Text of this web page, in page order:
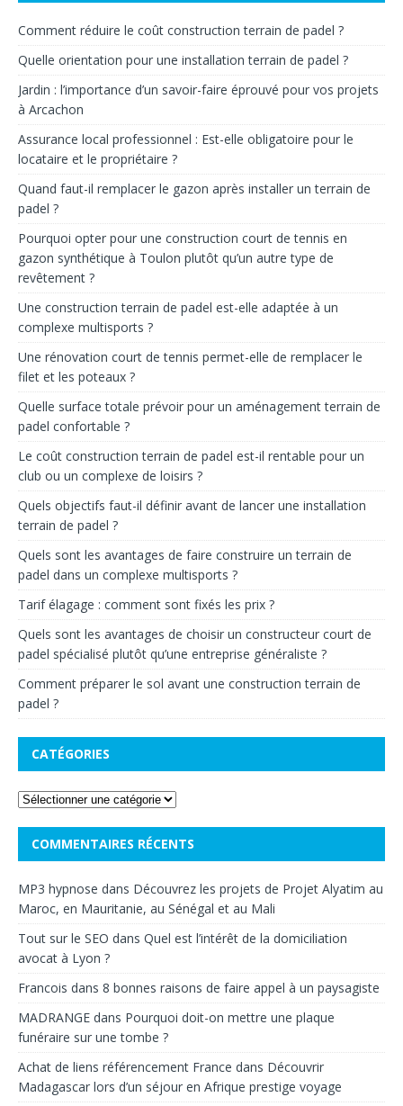
Comment réduire le coût construction terrain de padel ?
Quelle orientation pour une installation terrain de padel ?
Jardin : l’importance d’un savoir-faire éprouvé pour vos projets
à Arcachon
Assurance local professionnel : Est-elle obligatoire pour le
locataire et le propriétaire ?
Quand faut-il remplacer le gazon après installer un terrain de
padel ?
Pourquoi opter pour une construction court de tennis en
gazon synthétique à Toulon plutôt qu’un autre type de
revêtement ?
Une construction terrain de padel est-elle adaptée à un
complexe multisports ?
Une rénovation court de tennis permet-elle de remplacer le
filet et les poteaux ?
Quelle surface totale prévoir pour un aménagement terrain de
padel confortable ?
Le coût construction terrain de padel est-il rentable pour un
club ou un complexe de loisirs ?
Quels objectifs faut-il définir avant de lancer une installation
terrain de padel ?
Quels sont les avantages de faire construire un terrain de
padel dans un complexe multisports ?
Tarif élagage : comment sont fixés les prix ?
Quels sont les avantages de choisir un constructeur court de
padel spécialisé plutôt qu’une entreprise généraliste ?
Comment préparer le sol avant une construction terrain de
padel ?
CATÉGORIES
COMMENTAIRES RÉCENTS
MP3 hypnose dans Découvrez les projets de Projet Alyatim au
Maroc, en Mauritanie, au Sénégal et au Mali
Tout sur le SEO dans Quel est l’intérêt de la domiciliation
avocat à Lyon ?
Francois dans 8 bonnes raisons de faire appel à un paysagiste
MADRANGE dans Pourquoi doit-on mettre une plaque
funéraire sur une tombe ?
Achat de liens référencement France dans Découvrir
Madagascar lors d’un séjour en Afrique prestige voyage